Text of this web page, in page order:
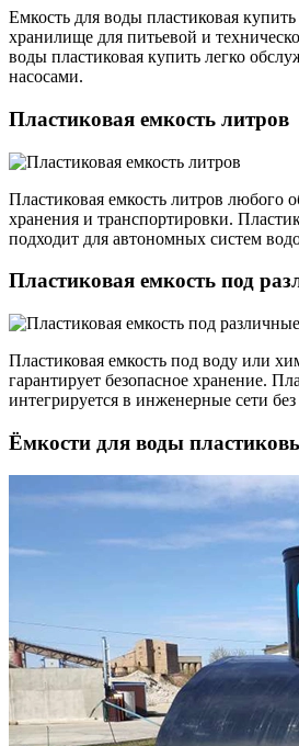
Емкость для воды пластиковая
хранилище для питьевой и
воды пластиковая купить легко
насосами.
Пластиковая емкость литров
Пластиковая емкость литров любого
хранения и транспортировки.
подходит для автономных систем
Пластиковая емкость под
Пластиковая емкость под воду или
гарантирует безопасное хранение.
интегрируется в инженерные сети
Ёмкости для воды